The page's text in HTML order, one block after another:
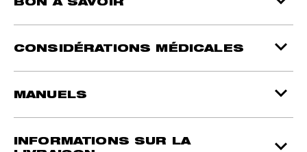
CONSIDÉRATIONS MÉDICALES
MANUELS
INFORMATIONS SUR LA